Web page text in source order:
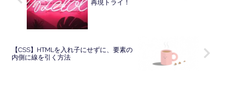
再現トライ！
【CSS】HTMLを入れ子にせずに、要素の
内側に線を引く方法